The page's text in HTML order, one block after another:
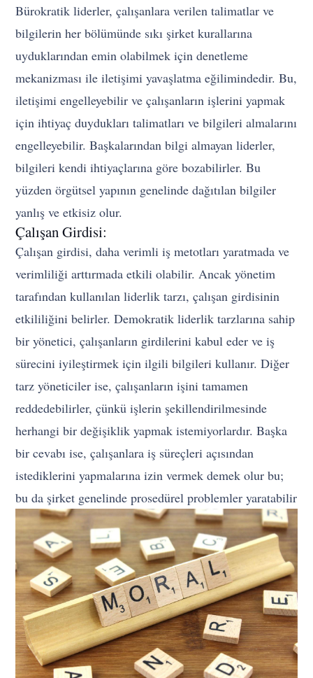
Bürokratik liderler, çalışanlara verilen talimatlar ve
bilgilerin her bölümünde sıkı şirket kurallarına
uyduklarından emin olabilmek için denetleme
mekanizması ile iletişimi yavaşlatma eğilimindedir. Bu,
iletişimi engelleyebilir ve çalışanların işlerini yapmak
için ihtiyaç duydukları talimatları ve bilgileri almalarını
engelleyebilir. Başkalarından bilgi almayan liderler,
bilgileri kendi ihtiyaçlarına göre bozabilirler. Bu
yüzden örgütsel yapının genelinde dağıtılan bilgiler
yanlış ve etkisiz olur.
Çalışan Girdisi:
Çalışan girdisi, daha verimli iş metotları yaratmada ve
verimliliği arttırmada etkili olabilir. Ancak yönetim
tarafından kullanılan liderlik tarzı, çalışan girdisinin
etkililiğini belirler. Demokratik liderlik tarzlarına sahip
bir yönetici, çalışanların girdilerini kabul eder ve iş
sürecini iyileştirmek için ilgili bilgileri kullanır. Diğer
tarz yöneticiler ise, çalışanların işini tamamen
reddedebilirler, çünkü işlerin şekillendirilmesinde
herhangi bir değişiklik yapmak istemiyorlardır. Başka
bir cevabı ise, çalışanlara iş süreçleri açısından
istediklerini yapmalarına izin vermek demek olur bu;
bu da şirket genelinde prosedürel problemler yaratabilir